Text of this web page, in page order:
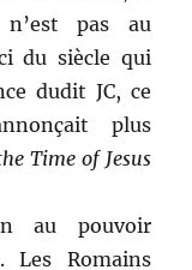
pas au
du siècle qui
dudit JC, ce
plus
Time of Jesus
au pouvoir
Les Romains